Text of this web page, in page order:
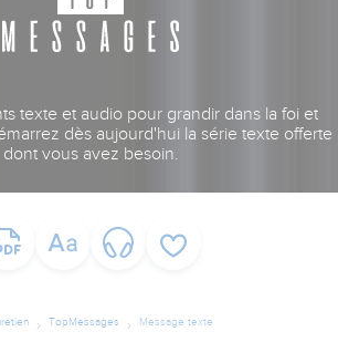
texte et audio pour grandir dans la foi et
dès aujourd'hui la série texte offerte
dont vous avez besoin.
TopMessages Message texte